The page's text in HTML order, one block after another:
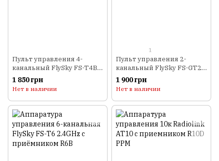
Пульт управления 4-
канальный FlySky FS-T4B
AFHDS с приёмником R6B
1 850 грн
Нет в наличии
1
Пульт управления 2-
канальный FlySky FS-GT2
AFHDS с приёмником
GR3E
1 900 грн
Нет в наличии